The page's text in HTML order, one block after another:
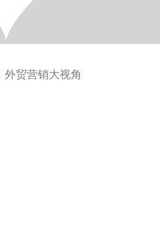
外贸营销大视角